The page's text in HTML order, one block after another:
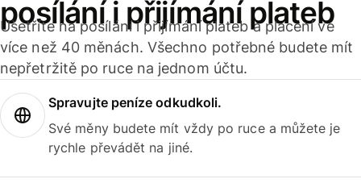
posílání i přijímání plateb
Ušetříte na posílání i přijímání plateb a placení ve
více než 40 měnách. Všechno potřebné budete mít
nepřetržitě po ruce na jednom účtu.
Spravujte peníze odkudkoli.
Své měny budete mít vždy po ruce a můžete je
rychle převádět na jiné.